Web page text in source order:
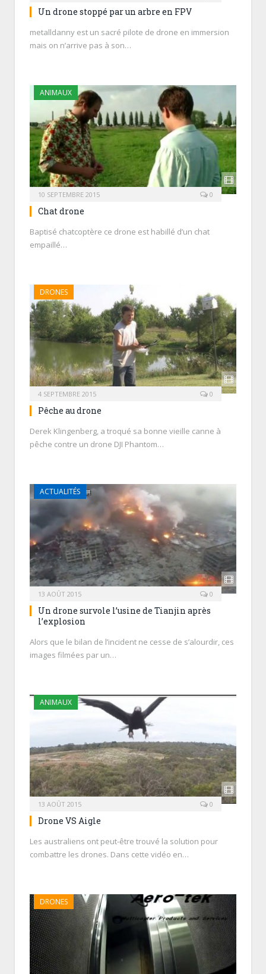
Un drone stoppé par un arbre en FPV
metalldanny est un sacré pilote de drone en immersion
mais on n’arrive pas à son…
ANIMAUX
10 SEPTEMBRE 2015 0
Chat drone
Baptisé chatcoptère ce drone est habillé d’un chat
empaillé…
DRONES
4 SEPTEMBRE 2015 0
Pêche au drone
Derek Klingenberg, a troqué sa bonne vieille canne à
pêche contre un drone DJI Phantom…
ACTUALITÉS
13 AOÛT 2015 0
Un drone survole l’usine de Tianjin après
l’explosion
Alors que le bilan de l’incident ne cesse de s’alourdir, ces
images filmées par un…
ANIMAUX
13 AOÛT 2015 0
Drone VS Aigle
Les australiens ont peut-être trouvé la solution pour
combattre les drones. Dans cette vidéo en…
DRONES